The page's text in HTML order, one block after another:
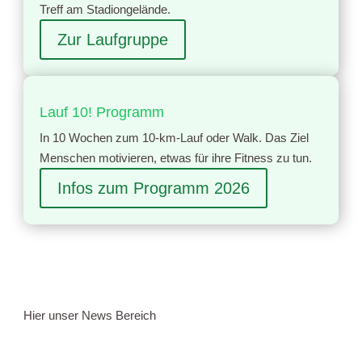
Treff am Stadiongelände.
Zur Laufgruppe
Lauf 10! Programm
In 10 Wochen zum 10-km-Lauf oder Walk. Das Ziel
Menschen motivieren, etwas für ihre Fitness zu tun.
Infos zum Programm 2026
Hier unser News Bereich